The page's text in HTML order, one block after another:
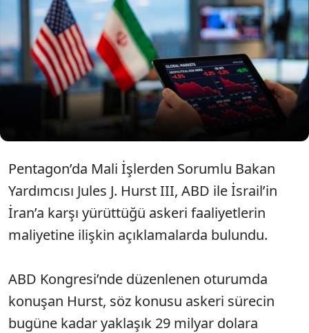
ABD Savunma Bakanlığı’ndan yapılan
açıklamaya göre, ABD ile İsrail’in İran’a karşı
yürüttüğü askeri sürecin maliyeti yaklaşık 29
milyar dolara yükseldi. Rakamın bakım-onarım
ve operasyon giderleriyle birlikte daha da
artabileceği belirtiliyor.
Pentagon’da Mali İşlerden Sorumlu Bakan
Yardımcısı Jules J. Hurst III, ABD ile İsrail’in
İran’a karşı yürüttüğü askeri faaliyetlerin
maliyetine ilişkin açıklamalarda bulundu.
ABD Kongresi’nde düzenlenen oturumda
konuşan Hurst, söz konusu askeri sürecin
bugüne kadar yaklaşık 29 milyar dolara